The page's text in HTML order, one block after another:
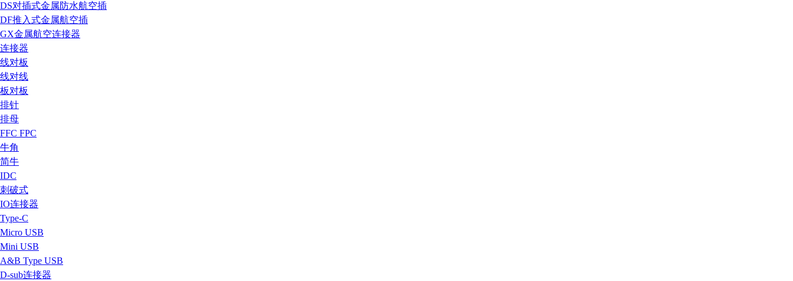
DS对插式金属防水航空插
DF推入式金属航空插
GX金属航空连接器
连接器
线对板
线对线
板对板
排针
排母
FFC FPC
牛角
简牛
IDC
刺破式
IO连接器
Type-C
Micro USB
Mini USB
A&B Type USB
D-sub连接器